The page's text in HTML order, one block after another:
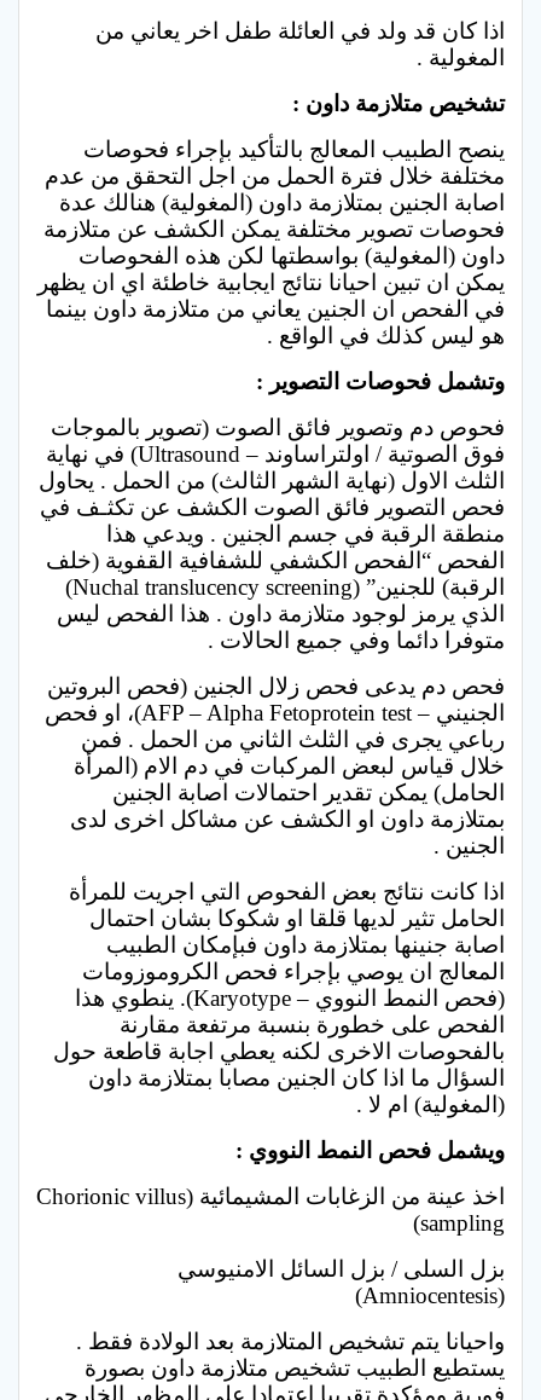
اذا كان قد ولد في العائلة طفل اخر يعاني من
المغولية .
تشخيص متلازمة داون :
ينصح الطبيب المعالج بالتأكيد بإجراء فحوصات
مختلفة خلال فترة الحمل من اجل التحقق من عدم
اصابة الجنين بمتلازمة داون (المغولية) هنالك عدة
فحوصات تصوير مختلفة يمكن الكشف عن متلازمة
داون (المغولية) بواسطتها لكن هذه الفحوصات
يمكن ان تبين احيانا نتائج ايجابية خاطئة اي ان يظهر
في الفحص ان الجنين يعاني من متلازمة داون بينما
هو ليس كذلك في الواقع .
وتشمل فحوصات التصوير :
فحوص دم وتصوير فائق الصوت (تصوير بالموجات
فوق الصوتية / اولتراساوند – Ultrasound) في نهاية
الثلث الاول (نهاية الشهر الثالث) من الحمل . يحاول
فحص التصوير فائق الصوت الكشف عن تكثـف في
منطقة الرقبة في جسم الجنين . ويدعي هذا
الفحص “الفحص الكشفي للشفافية القفوية (خلف
الرقبة) للجنين” (Nuchal translucency screening)
الذي يرمز لوجود متلازمة داون . هذا الفحص ليس
متوفرا دائما وفي جميع الحالات .
فحص دم يدعى فحص زلال الجنين (فحص البروتين
الجنيني – AFP – Alpha Fetoprotein test)، او فحص
رباعي يجرى في الثلث الثاني من الحمل . فمن
خلال قياس لبعض المركبات في دم الام (المرأة
الحامل) يمكن تقدير احتمالات اصابة الجنين
بمتلازمة داون او الكشف عن مشاكل اخرى لدى
الجنين .
اذا كانت نتائج بعض الفحوص التي اجريت للمرأة
الحامل تثير لديها قلقا او شكوكا بشان احتمال
اصابة جنينها بمتلازمة داون فبإمكان الطبيب
المعالج ان يوصي بإجراء فحص الكروموزومات
(فحص النمط النووي – Karyotype). ينطوي هذا
الفحص على خطورة بنسبة مرتفعة مقارنة
بالفحوصات الاخرى لكنه يعطي اجابة قاطعة حول
السؤال ما اذا كان الجنين مصابا بمتلازمة داون
(المغولية) ام لا .
ويشمل فحص النمط النووي :
اخذ عينة من الزغابات المشيمائية (Chorionic villus
sampling)
بزل السلى / بزل السائل الامنيوسي
(Amniocentesis)
واحيانا يتم تشخيص المتلازمة بعد الولادة فقط .
يستطيع الطبيب تشخيص متلازمة داون بصورة
فورية ومؤكدة تقريبا اعتمادا على المظهر الخارجي